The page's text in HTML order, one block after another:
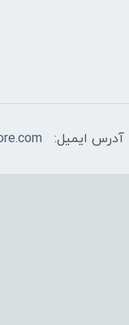
آدرس ایمیل: